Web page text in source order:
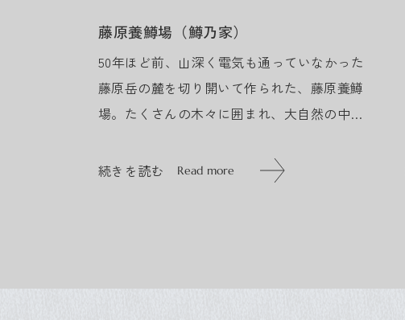
藤原養鱒場（鱒乃家）
50年ほど前、山深く電気も通っていなかった
藤原岳の麓を切り開いて作られた、藤原養鱒
場。たくさんの木々に囲まれ、大自然の中で
原岳の湧き水には、カルシウムが豊富に含ま
続きを読む Read more